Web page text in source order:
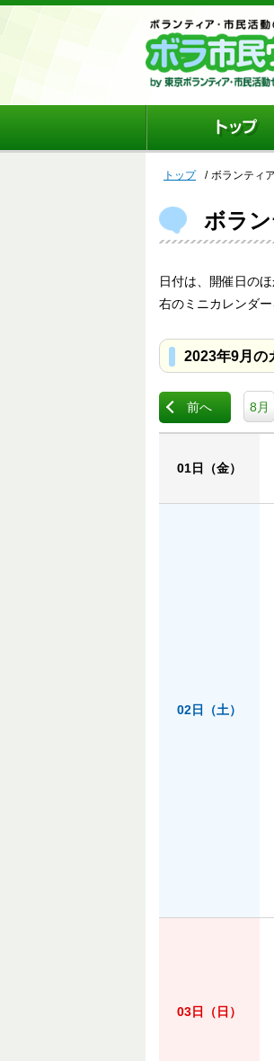
トップ ボランティ
ボラ
日付は、開催日の
右のミニカレンダ
2023年9月の
前へ 8月
01日（金）
02日（土）
03日（日）